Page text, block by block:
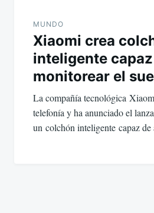
MUNDO
Xiaomi crea
inteligente
monitorear el
La compañía tecnológica
telefonía y ha anunciado el
un colchón inteligente capaz